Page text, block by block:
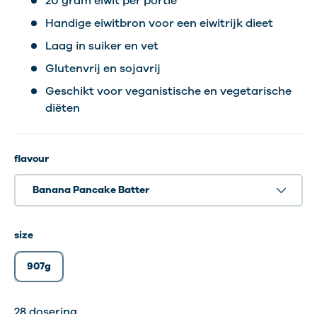
Handige eiwitbron voor een eiwitrijk dieet
Laag in suiker en vet
Glutenvrij en sojavrij
Geschikt voor veganistische en vegetarische
diëten
flavour
Banana Pancake Batter
size
907g